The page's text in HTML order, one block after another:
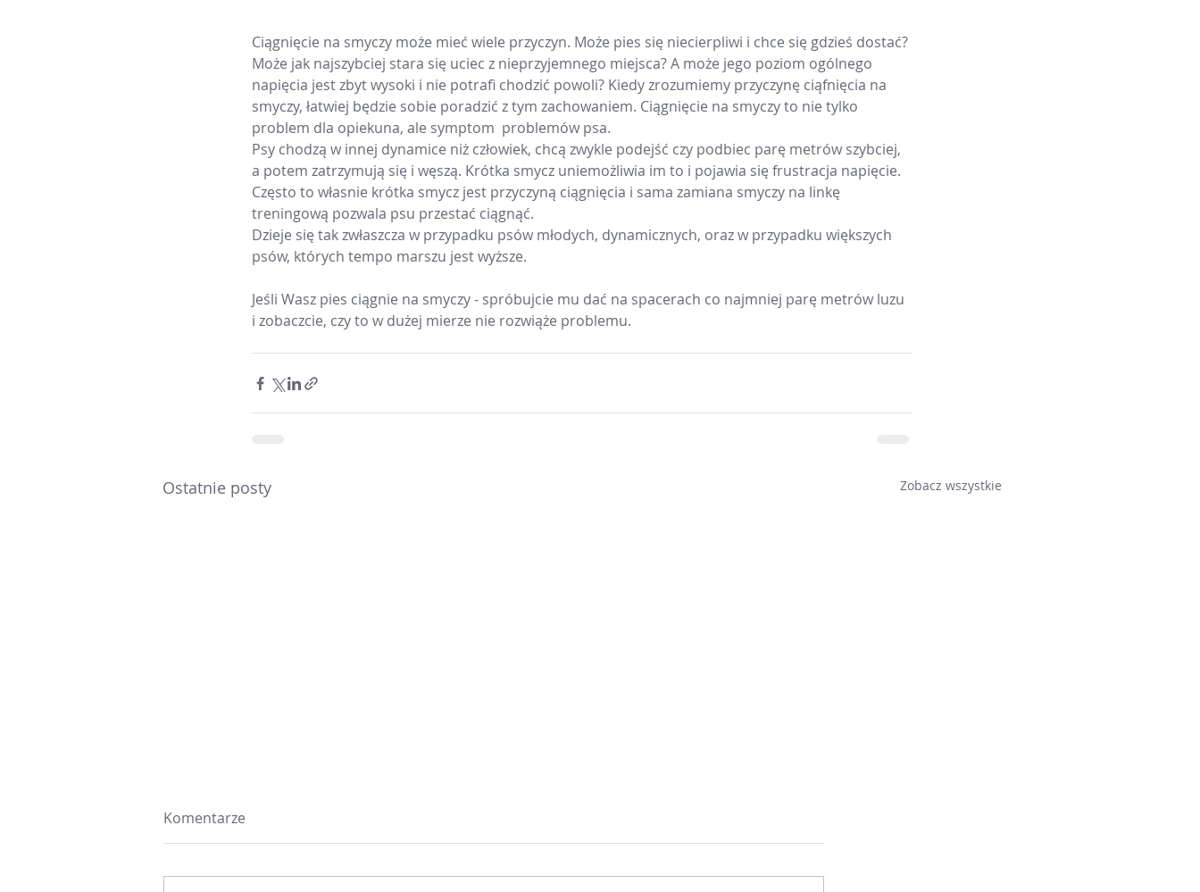
Ciągnięcie na smyczy może mieć wiele przyczyn. Może pies się niecierpliwi i chce się gdzieś dostać?
Może jak najszybciej stara się uciec z nieprzyjemnego miejsca? A może jego poziom ogólnego
napięcia jest zbyt wysoki i nie potrafi chodzić powoli? Kiedy zrozumiemy przyczynę ciąfnięcia na
smyczy, łatwiej będzie sobie poradzić z tym zachowaniem. Ciągnięcie na smyczy to nie tylko
problem dla opiekuna, ale symptom  problemów psa.
Psy chodzą w innej dynamice niż człowiek, chcą zwykle podejść czy podbiec parę metrów szybciej,
a potem zatrzymują się i węszą. Krótka smycz uniemożliwia im to i pojawia się frustracja napięcie.
Często to własnie krótka smycz jest przyczyną ciągnięcia i sama zamiana smyczy na linkę
treningową pozwala psu przestać ciągnąć.
Dzieje się tak zwłaszcza w przypadku psów młodych, dynamicznych, oraz w przypadku większych
psów, których tempo marszu jest wyższe.
Jeśli Wasz pies ciągnie na smyczy - spróbujcie mu dać na spacerach co najmniej parę metrów luzu
i zobaczcie, czy to w dużej mierze nie rozwiąże problemu.
Ostatnie posty Zobacz wszystkie
Komentarze